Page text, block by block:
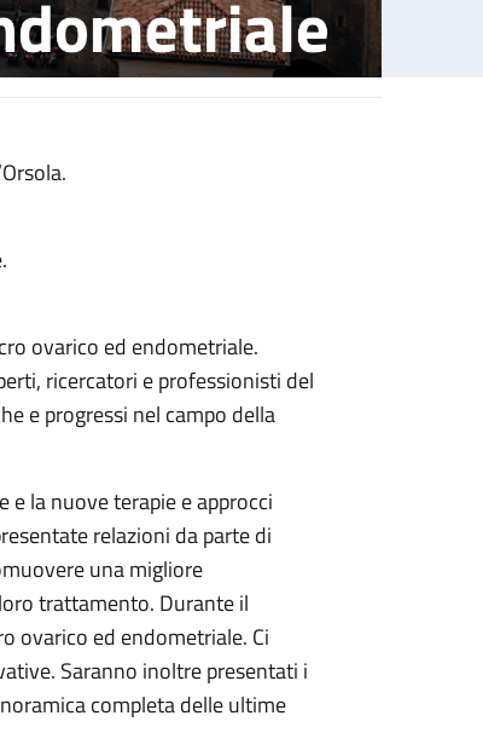
ovarico ed endometriale.
ricercatori e professionisti del
e progressi nel campo della
la nuove terapie e approcci
relazioni da parte di
una migliore
trattamento. Durante il
ovarico ed endometriale. Ci
Saranno inoltre presentati i
completa delle ultime